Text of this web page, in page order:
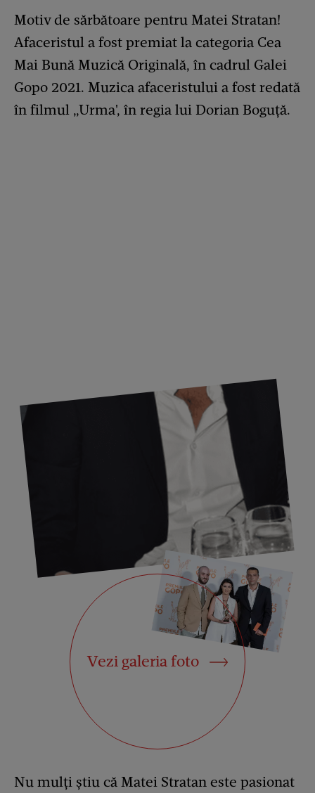
Motiv de sărbătoare pentru Matei Stratan!
Afaceristul a fost premiat la categoria Cea
Mai Bună Muzică Originală, în cadrul Galei
Gopo 2021. Muzica afaceristului a fost redată
în filmul „Urma', în regia lui Dorian Boguță.
Vezi galeria foto
Nu mulți știu că Matei Stratan este pasionat